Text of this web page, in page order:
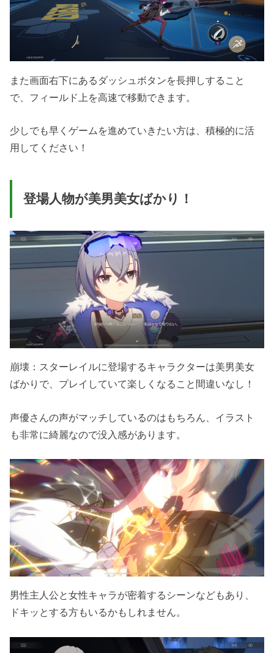
また画面右下にあるダッシュボタンを長押しすること
で、フィールド上を高速で移動できます。
少しでも早くゲームを進めていきたい方は、積極的に活
用してください！
登場人物が美男美女ばかり！
崩壊：スターレイルに登場するキャラクターは美男美女
ばかりで、プレイしていて楽しくなること間違いなし！
声優さんの声がマッチしているのはもちろん、イラスト
も非常に綺麗なので没入感があります。
男性主人公と女性キャラが密着するシーンなどもあり、
ドキッとする方もいるかもしれません。